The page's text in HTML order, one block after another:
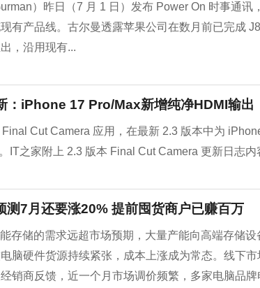
）昨日（7 月 1 日）发布 Power On 时事通讯
有产品线。古尔曼透露苹果公司在数月前已完成
，沿用现有...
iPhone 17 Pro/Max新增纯净HDMI输出
Cut Camera 应用，在最新 2.3 版本中为
IT之家附上 2.3 版本 Final Cut Camera 更新日志
测7月还要涨20% 提前囤货商户已赚百万
存储的需求远超市场预期，大量产能向高端存储
脑硬件货源持续紧张，成本上涨成为常态。线下
销商反馈，近一个月市场调价频繁，多家电脑品